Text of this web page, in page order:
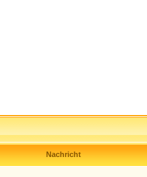
Nachricht